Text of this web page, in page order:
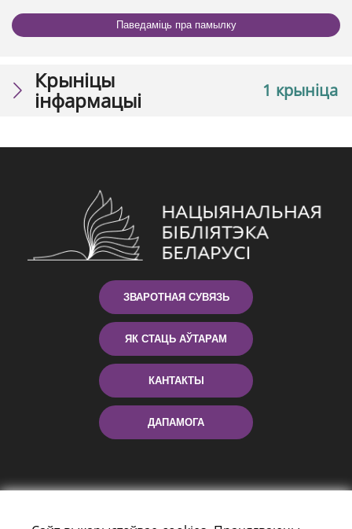
Паведаміць пра памылку
1 крыніца
Крыніцы
інфармацыі
ЗВАРОТНАЯ СУВЯЗЬ
ЯК СТАЦЬ АЎТАРАМ
КАНТАКТЫ
ДАПАМОГА